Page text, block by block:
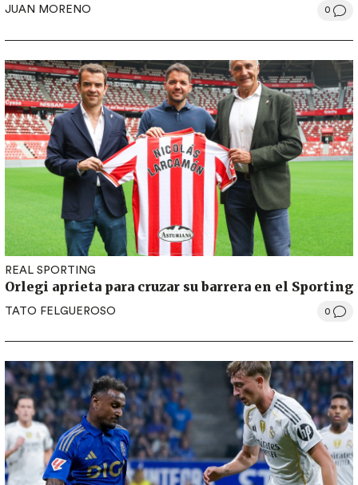
JUAN MORENO 0
REAL SPORTING
Orlegi aprieta para cruzar su barrera en el Sporting
TATO FELGUEROSO 0